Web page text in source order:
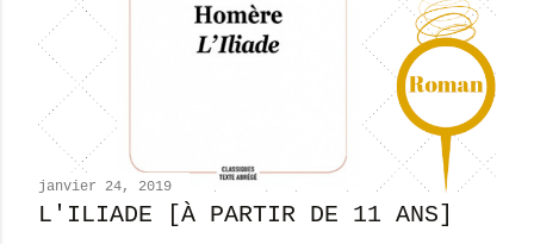
janvier 24, 2019
L'ILIADE [À PARTIR DE 11 ANS]